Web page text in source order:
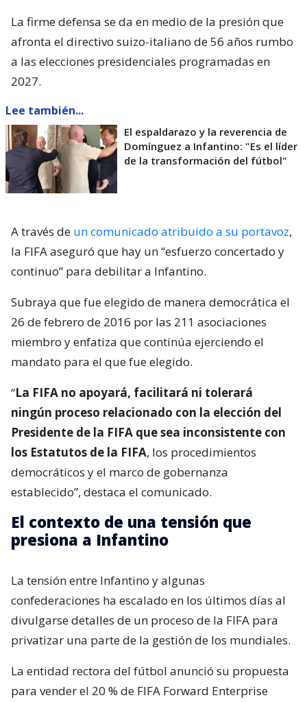
La firme defensa se da en medio de la presión que
afronta el directivo suizo-italiano de 56 años rumbo
a las elecciones presidenciales programadas en
2027.
Lee también...
El espaldarazo y la reverencia de
Domínguez a Infantino: "Es el líder
de la transformación del fútbol"
A través de un comunicado atribuido a su portavoz,
la FIFA aseguró que hay un “esfuerzo concertado y
continuo” para debilitar a Infantino.
Subraya que fue elegido de manera democrática el
26 de febrero de 2016 por las 211 asociaciones
miembro y enfatiza que continúa ejerciendo el
mandato para el que fue elegido.
“La FIFA no apoyará, facilitará ni tolerará
ningún proceso relacionado con la elección del
Presidente de la FIFA que sea inconsistente con
los Estatutos de la FIFA, los procedimientos
democráticos y el marco de gobernanza
establecido”, destaca el comunicado.
El contexto de una tensión que
presiona a Infantino
La tensión entre Infantino y algunas
confederaciones ha escalado en los últimos días al
divulgarse detalles de un proceso de la FIFA para
privatizar una parte de la gestión de los mundiales.
La entidad rectora del fútbol anunció su propuesta
para vender el 20 % de FIFA Forward Enterprise